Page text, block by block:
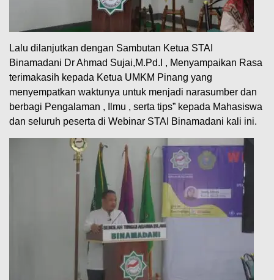
Lalu dilanjutkan dengan Sambutan Ketua STAI
Binamadani Dr Ahmad Sujai,M.Pd.I , Menyampaikan Rasa
terimakasih kepada Ketua UMKM Pinang yang
menyempatkan waktunya untuk menjadi narasumber dan
berbagi Pengalaman , Ilmu , serta tips” kepada Mahasiswa
dan seluruh peserta di Webinar STAI Binamadani kali ini.